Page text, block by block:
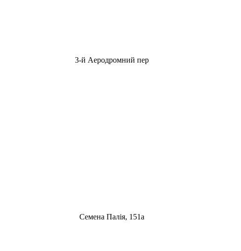
3-й Аеродромний пер
Семена Палія, 151а